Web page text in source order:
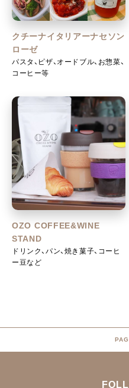
クチーナイタリアーナセソン
ローゼ
パスタ、ピザ、オードブル、お惣菜、
コーヒー等
OZO COFFEE&WINE
STAND
ドリンク、パン、焼き菓子、コーヒ
ー豆など